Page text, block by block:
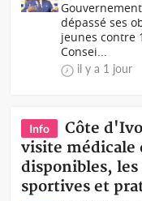
dépassé ses
jeunes contre
Consei...
il y a 1 jour
Info
Côte
visite médicale
disponibles, les
sportives et